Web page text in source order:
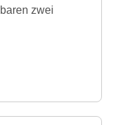
zwei